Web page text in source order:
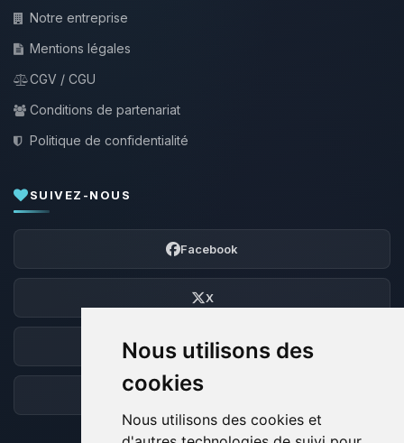
Nous utilisons des
cookies
Nous utilisons des cookies et
Notre entreprise
Mentions légales
CGV / CGU
Conditions de partenariat
Politique de confidentialité
SUIVEZ-NOUS
Facebook
X
Discord
Forum